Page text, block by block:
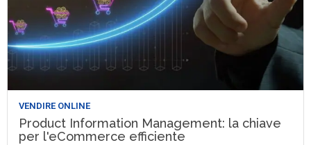
VENDIRE ONLINE
Product Information Management: la chiave
per l'eCommerce efficiente